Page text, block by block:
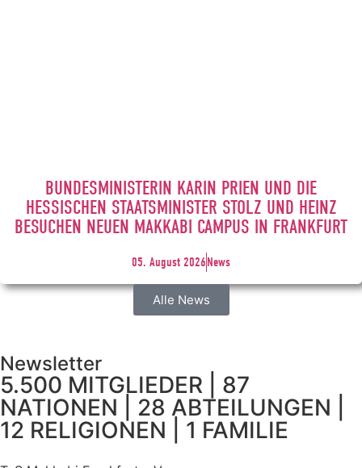
BUNDESMINISTERIN KARIN PRIEN UND DIE
HESSISCHEN STAATSMINISTER STOLZ UND HEINZ
BESUCHEN NEUEN MAKKABI CAMPUS IN FRANKFURT
05. August 2026News
Alle News
Newsletter
5.500 MITGLIEDER | 87
NATIONEN | 28 ABTEILUNGEN |
12 RELIGIONEN | 1 FAMILIE